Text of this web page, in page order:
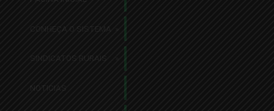
CONHEÇA O SISTEMA
SINDICATOS RURAIS
NOTICIAS